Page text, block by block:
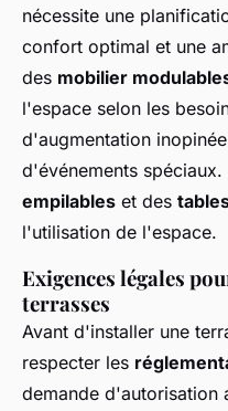
nécessite une
confort optimal et une
des mobilier
l'espace selon les
d'augmentation
d'événements
empilables et des
l'utilisation de l'espace.
Exigences légales
terrasses
Avant d'installer une
respecter les
demande d'autorisation